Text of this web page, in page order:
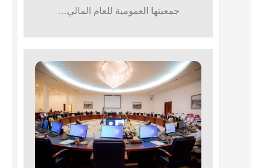
جمعيتها العمومية للعام المالي…